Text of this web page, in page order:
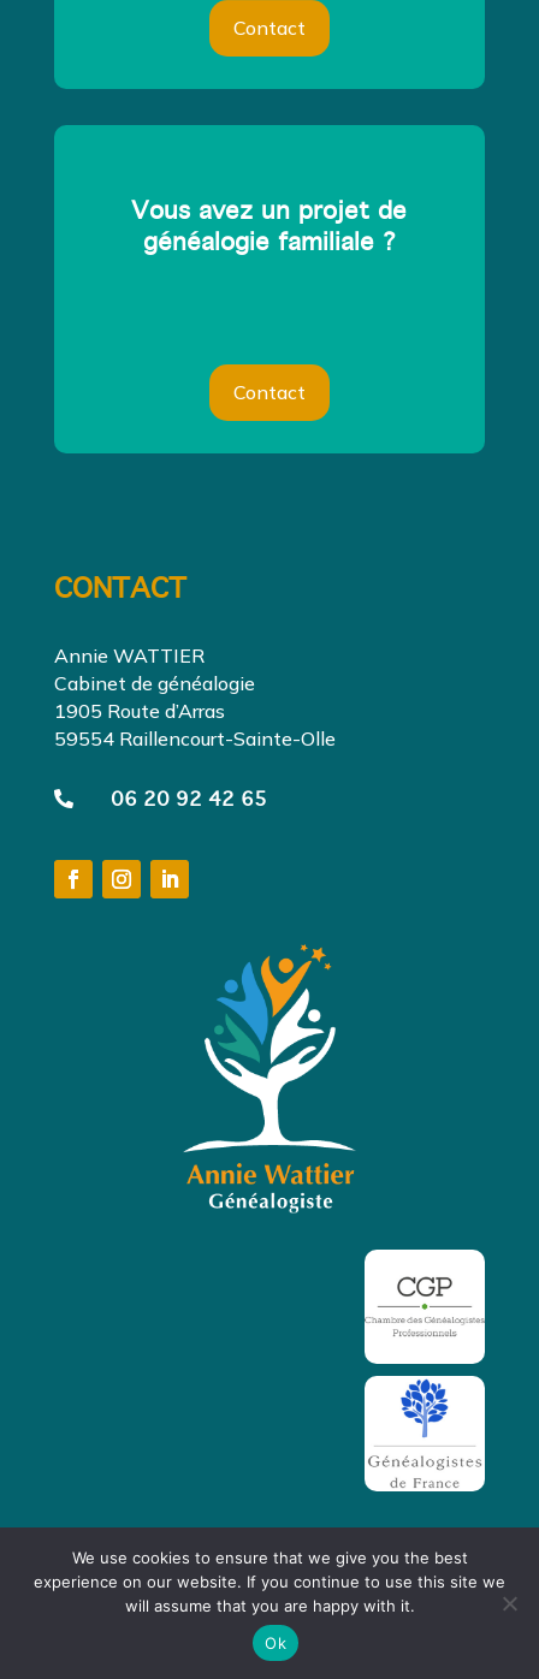
Contact
Vous avez un projet de
généalogie familiale ?
Contact
CONTACT
Annie WATTIER
Cabinet de généalogie
1905 Route d’Arras
59554 Raillencourt-Sainte-Olle
 06 20 92 42 65
Politique de confidentialité
We use cookies to ensure that we give you the best
experience on our website. If you continue to use this site we
will assume that you are happy with it.
Ok